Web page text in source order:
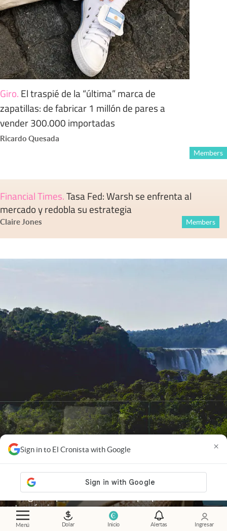
Menú Dolar Inicio Alertas Ingresar
Sign in to El Cronista with Google ×
Giro. El traspié de la “última” marca de
zapatillas: de fabricar 1 millón de pares a
vender 300.000 importadas
Ricardo Quesada
Members
Financial Times.Tasa Fed: Warsh se enfrenta al
mercado y redobla su estrategia
Claire Jones Members
Misiones Escapada de lujo a las Cataratas: Gran
Meliá Iguazú presentó su nueva propuesta
gastronómica
Luz De Sousa Quintas